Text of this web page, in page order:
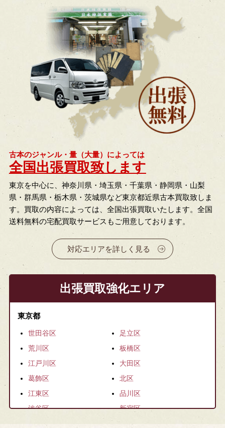
古本のジャンル・量（大量）によっては
全国出張買取致します
東京を中心に、神奈川県・埼玉県・千葉県・静岡県・山梨
県・群馬県・栃木県・茨城県など東京都近県古本買取致しま
す。買取の内容によっては、全国出張買取いたします。全国
送料無料の宅配買取サービスもご用意しております。
対応エリアを詳しく見る
出張買取強化エリア
東京都
世田谷区
足立区
荒川区
板橋区
江戸川区
大田区
葛飾区
北区
江東区
品川区
渋谷区
新宿区
杉並区
墨田区